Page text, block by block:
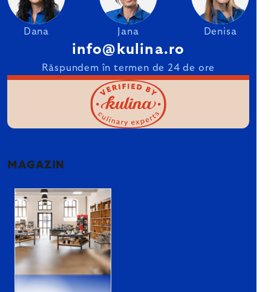
Dana Jana Denisa
info@kulina.ro
Răspundem în termen de 24 de ore
MAGAZIN